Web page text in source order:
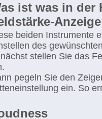
ist was in der
beiden Instrumente
des
stellen Sie das
pegeln Sie den
ein. So